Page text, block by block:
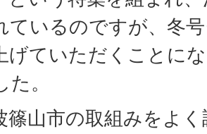
ているのですが、冬
げていただくことに
。
篠山市の取組みをよ